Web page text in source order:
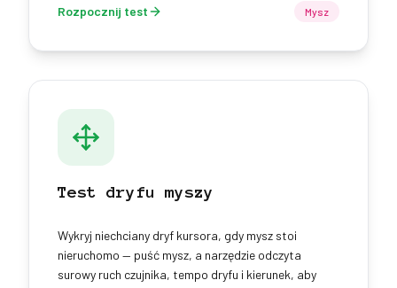
Rozpocznij test Mysz
Test dryfu myszy
Wykryj niechciany dryf kursora, gdy mysz stoi
nieruchomo — puść mysz, a narzędzie odczyta
surowy ruch czujnika, tempo dryfu i kierunek, aby